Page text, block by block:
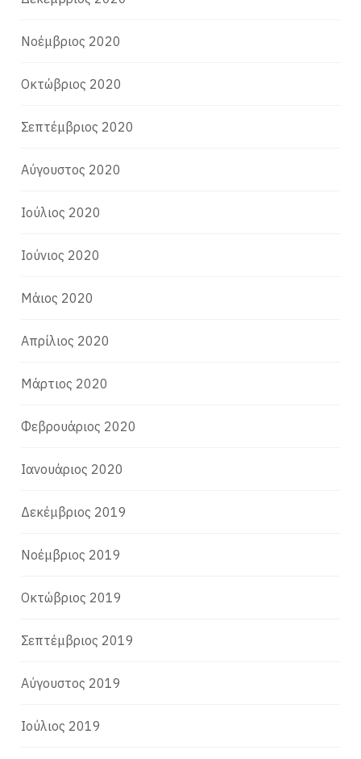
Νοέμβριος 2020
Οκτώβριος 2020
Σεπτέμβριος 2020
Αύγουστος 2020
Ιούλιος 2020
Ιούνιος 2020
Μάιος 2020
Απρίλιος 2020
Μάρτιος 2020
Φεβρουάριος 2020
Ιανουάριος 2020
Δεκέμβριος 2019
Νοέμβριος 2019
Οκτώβριος 2019
Σεπτέμβριος 2019
Αύγουστος 2019
Ιούλιος 2019